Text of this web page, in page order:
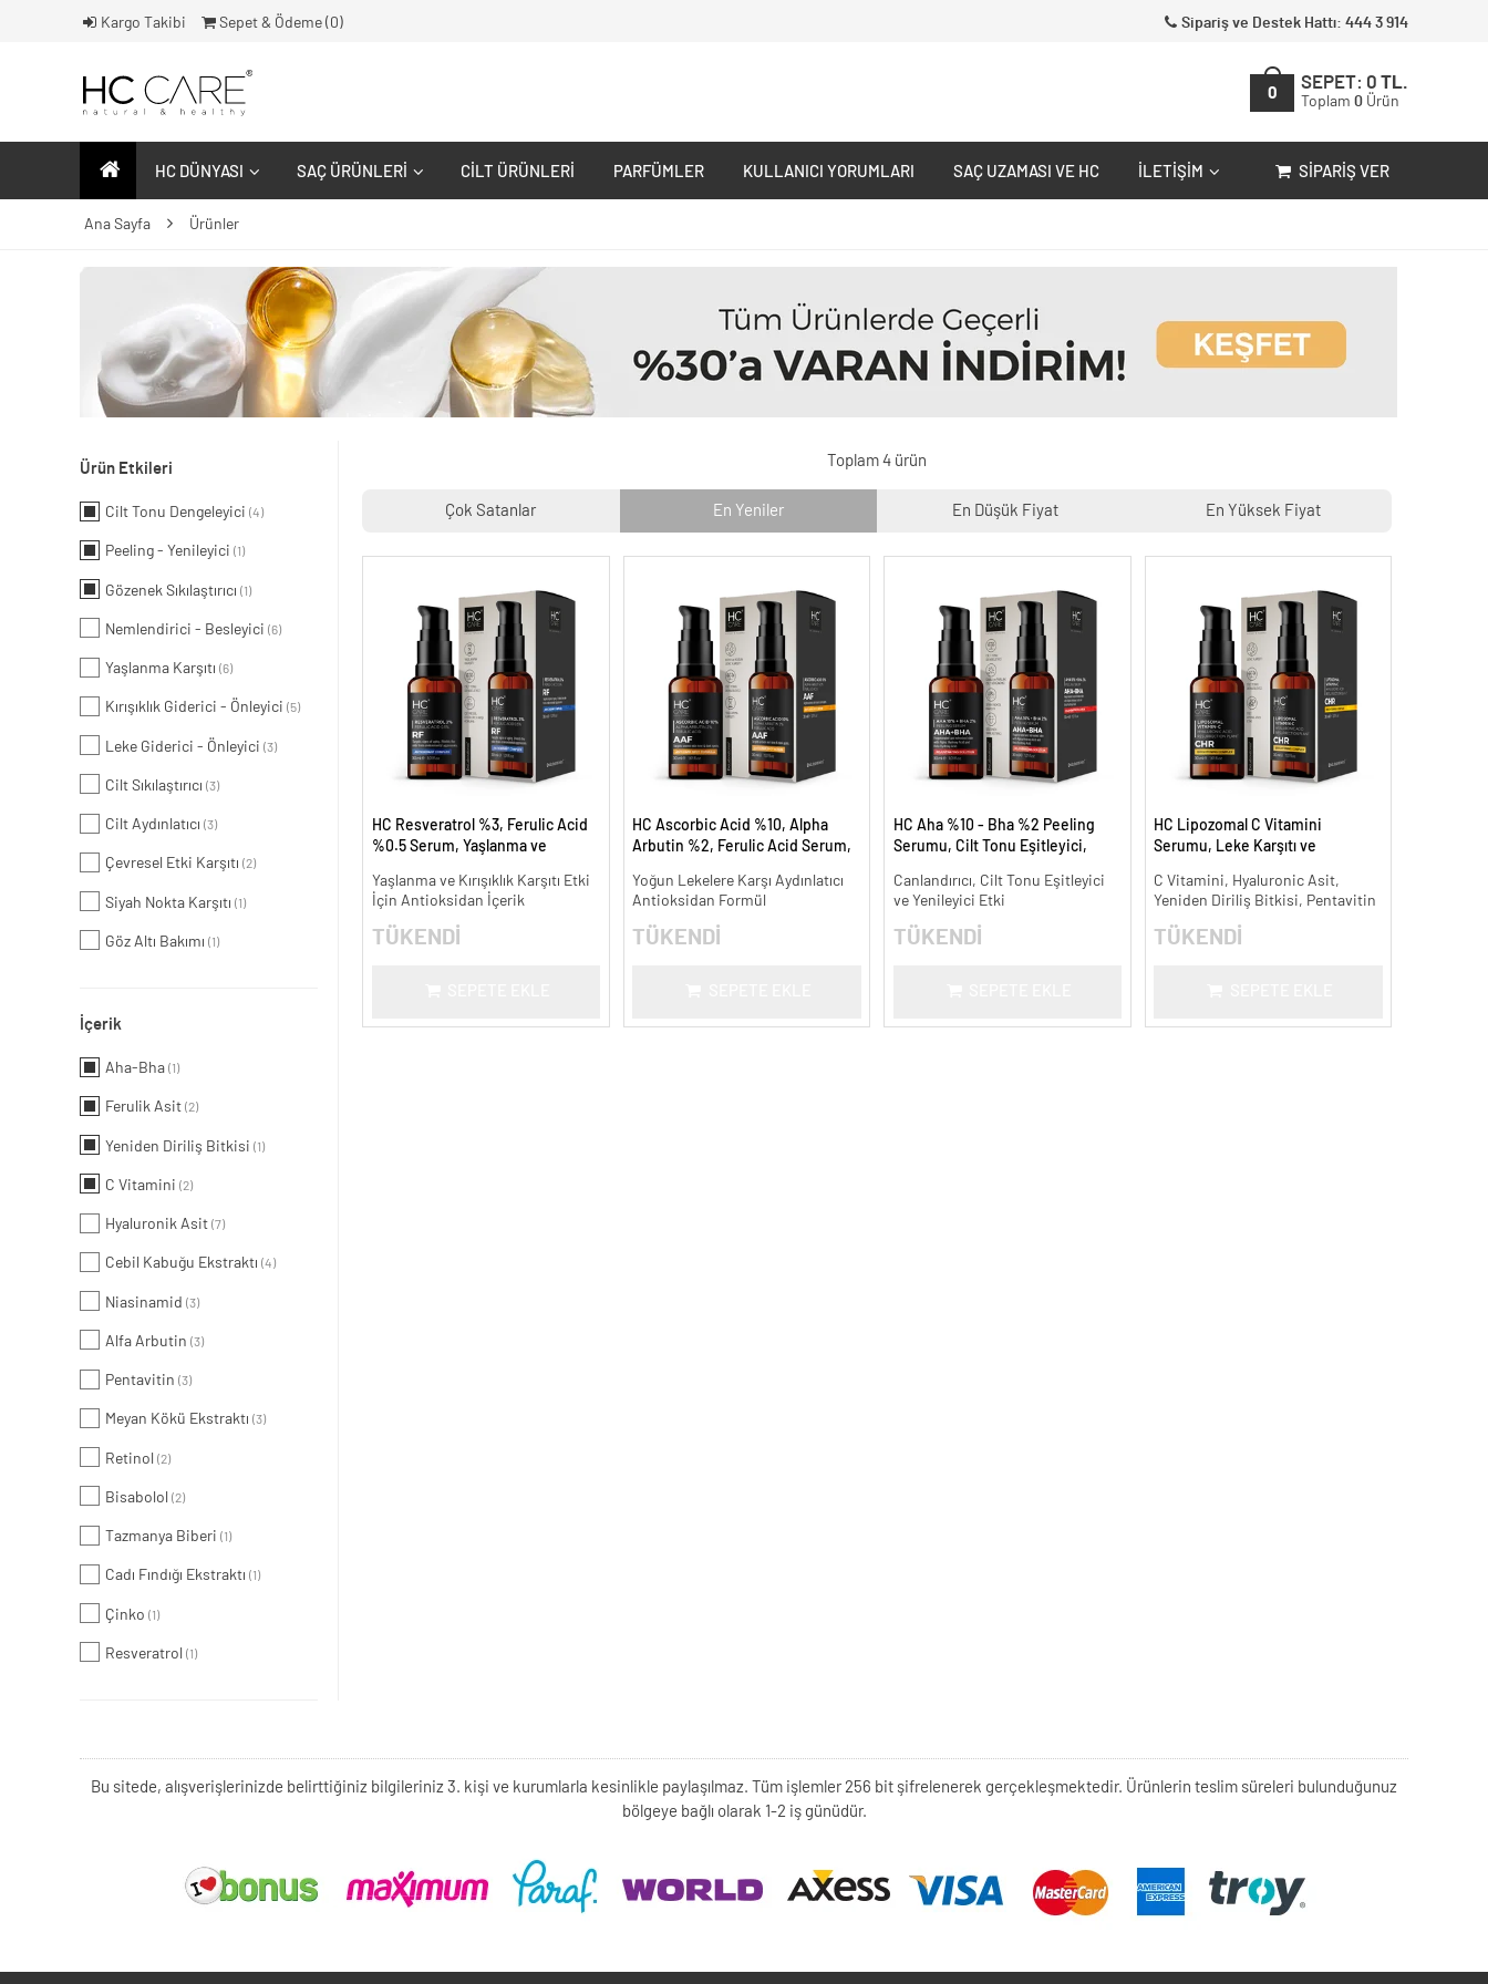
Kargo Takibi Sepet & Ödeme ( 0) Sipariş ve Destek Hattı: 444 3 914
0
SEPET: 0 TL.
Toplam 0 Ürün
HC DÜNYASI SAÇ ÜRÜNLERI CILT ÜRÜNLERI PARFÜMLER KULLANICI YORUMLARI SAÇ UZAMASI VE HC İLETIŞIM SIPARIŞ VER
Ana Sayfa Ürünler
Ürün Etkileri
Cilt Tonu Dengeleyici (4)
Peeling - Yenileyici (1)
Gözenek Sıkılaştırıcı (1)
Nemlendirici - Besleyici (6)
Yaşlanma Karşıtı (6)
Kırışıklık Giderici - Önleyici (5)
Leke Giderici - Önleyici (3)
Cilt Sıkılaştırıcı (3)
Cilt Aydınlatıcı (3)
Çevresel Etki Karşıtı (2)
Siyah Nokta Karşıtı (1)
Göz Altı Bakımı (1)
İçerik
Aha-Bha (1)
Ferulik Asit (2)
Yeniden Diriliş Bitkisi (1)
C Vitamini (2)
Hyaluronik Asit (7)
Cebil Kabuğu Ekstraktı (4)
Niasinamid (3)
Alfa Arbutin (3)
Pentavitin (3)
Meyan Kökü Ekstraktı (3)
Retinol (2)
Bisabolol (2)
Tazmanya Biberi (1)
Cadı Fındığı Ekstraktı (1)
Çinko (1)
Resveratrol (1)
Toplam 4 ürün
Çok Satanlar En Yeniler En Düşük Fiyat En Yüksek Fiyat
HC Resveratrol %3, Ferulic Acid
%0.5 Serum, Yaşlanma ve
Yaşlanma ve Kırışıklık Karşıtı Etki
İçin Antioksidan İçerik
TÜKENDİ
HC Ascorbic Acid %10, Alpha
Arbutin %2, Ferulic Acid Serum,
ml.
Yoğun Lekelere Karşı Aydınlatıcı
Antioksidan Formül
TÜKENDİ
HC Aha %10 - Bha %2 Peeling
Serumu, Cilt Tonu Eşitleyici,
Canlandırıcı, Cilt Tonu Eşitleyici
ve Yenileyici Etki
TÜKENDİ
HC Lipozomal C Vitamini
Serumu, Leke Karşıtı ve
C Vitamini, Hyaluronic Asit,
Yeniden Diriliş Bitkisi, Pentavitin
TÜKENDİ
Bu sitede, alışverişlerinizde belirttiğiniz bilgileriniz 3. kişi ve kurumlarla kesinlikle paylaşılmaz. Tüm işlemler 256 bit şifrelenerek gerçekleşmektedir. Ürünlerin teslim süreleri bulunduğunuz
bölgeye bağlı olarak 1-2 iş günüdür.